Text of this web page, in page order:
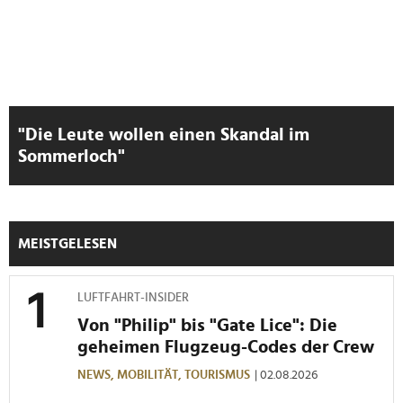
haben oder die sie im Rahmen Ihrer Nutzung der Dienste
gesammelt haben.
"Die Leute wollen einen Skandal im
Sommerloch"
MEISTGELESEN
LUFTFAHRT-INSIDER
Von "Philip" bis "Gate Lice": Die
geheimen Flugzeug-Codes der Crew
NEWS, MOBILITÄT, TOURISMUS | 02.08.2026